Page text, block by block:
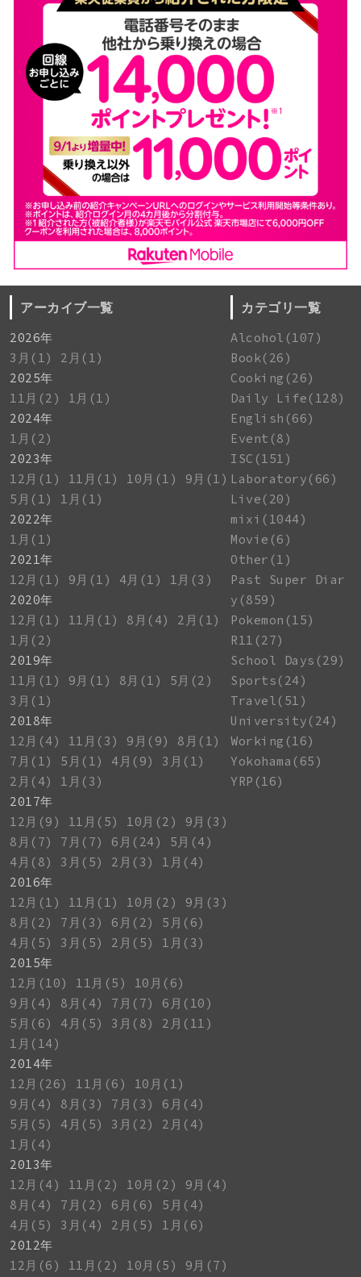
アーカイブ一覧
2026年
3月(1)
2月(1)
2025年
11月(2)
1月(1)
2024年
1月(2)
2023年
12月(1)
11月(1) 10月(1)
9月(1)
5月(1)
1月(1)
2022年
1月(1)
2021年
12月(1)
9月(1) 4月(1)
1月(3)
2020年
12月(1)
11月(1) 8月(4)
2月(1)
1月(2)
2019年
11月(1)
9月(1) 8月(1)
5月(2)
3月(1)
2018年
12月(4)
11月(3) 9月(9)
8月(1)
7月(1)
5月(1) 4月(9)
3月(1)
2月(4)
1月(3)
2017年
12月(9)
11月(5) 10月(2)
9月(3)
8月(7)
7月(7) 6月(24)
5月(4)
4月(8)
3月(5) 2月(3)
1月(4)
2016年
12月(1)
11月(1) 10月(2)
9月(3)
8月(2)
7月(3) 6月(2)
5月(6)
4月(5)
3月(5) 2月(5)
1月(3)
2015年
12月(10)
11月(5)
10月(6)
9月(4)
8月(4) 7月(7)
6月(10)
5月(6)
4月(5) 3月(8)
2月(11)
1月(14)
2014年
12月(26)
11月(6)
10月(1)
9月(4)
8月(3) 7月(3)
6月(4)
5月(5)
4月(5) 3月(2)
2月(4)
1月(4)
2013年
12月(4)
11月(2) 10月(2)
9月(4)
8月(4)
7月(2) 6月(6)
5月(4)
4月(5)
3月(4) 2月(5)
1月(6)
2012年
12月(6)
11月(2) 10月(5)
9月(7)
カテゴリ一覧
Alcohol(107)
Book(26)
Cooking(26)
Daily Life(128)
English(66)
Event(8)
ISC(151)
Laboratory(66)
Live(20)
mixi(1044)
Movie(6)
Other(1)
Past Super Diar
y(859)
Pokemon(15)
R11(27)
School Days(29)
Sports(24)
Travel(51)
University(24)
Working(16)
Yokohama(65)
YRP(16)